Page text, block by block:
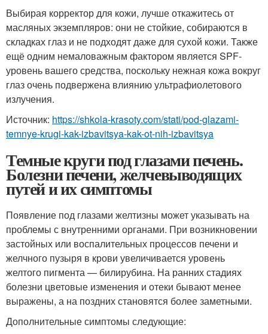
Выбирая корректор для кожи, лучше откажитесь от
масляных экземпляров: они не стойкие, собираются в
складках глаз и не подходят даже для сухой кожи. Также
ещё одним немаловажным фактором является SPF-
уровень вашего средства, поскольку нежная кожа вокруг
глаз очень подвержена влиянию ультрафиолетового
излучения.
Источник: https://shkola-krasoty.com/stati/pod-glazami-
temnye-krugi-kak-izbavitsya-kak-ot-nih-izbavitsya
Темные круги под глазами печень.
Болезни печени, желчевыводящих
путей и их симптомы
Появление под глазами желтизны может указывать на
проблемы с внутренними органами. При возникновении
застойных или воспалительных процессов печени и
желчного пузыря в крови увеличивается уровень
желтого пигмента — билирубина. На ранних стадиях
болезни цветовые изменения и отеки бывают менее
выражены, а на поздних становятся более заметными.
Дополнительные симптомы следующие: